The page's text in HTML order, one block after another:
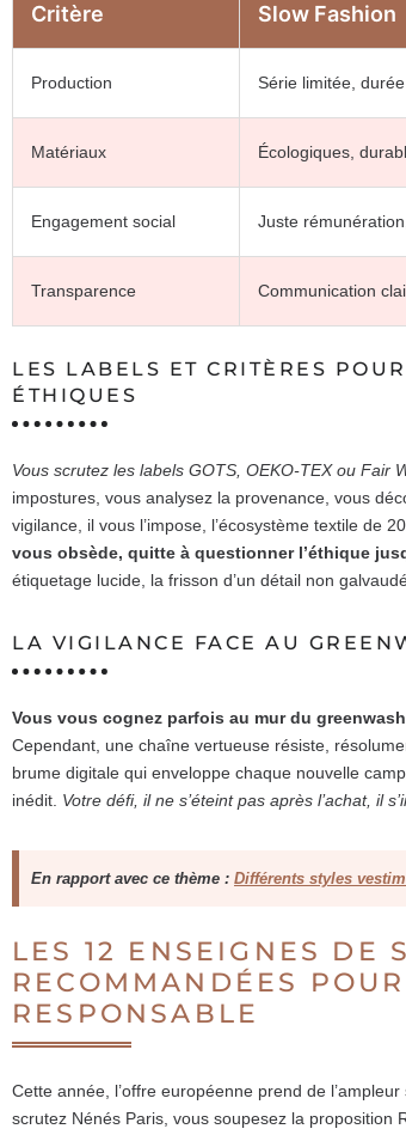
Critère Slow Fashion
Production Série limitée,
Matériaux Écologiques,
Engagement social Juste
Transparence Communication
LES LABELS ET CRITÈRES
ÉTHIQUES
Vous scrutez les labels GOTS, OEKO-TEX ou Fair
impostures, vous analysez la provenance, vous
vigilance, il vous l’impose, l’écosystème textile de
vous obsède, quitte à questionner l’éthique
étiquetage lucide, la frisson d’un détail non
LA VIGILANCE FACE AU
Vous vous cognez parfois au mur du
Cependant, une chaîne vertueuse résiste,
brume digitale qui enveloppe chaque nouvelle
inédit. Votre défi, il ne s’éteint pas après l’achat, il
En rapport avec ce thème : Différents styles
LES 12 ENSEIGNES DE
RECOMMANDÉES
RESPONSABLE
Cette année, l’offre européenne prend de
scrutez Nénés Paris, vous soupesez la proposition